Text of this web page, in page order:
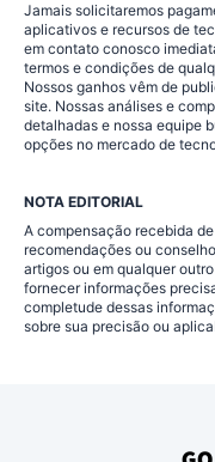
Jamais solicitaremos
aplicativos e recursos de
em contato conosco
termos e condições de
Nossos ganhos vêm de
site. Nossas análises e
detalhadas e nossa equipe
opções no mercado de
NOTA EDITORIAL
A compensação recebida
recomendações ou
artigos ou em qualquer
fornecer informações
completude dessas
sobre sua precisão ou